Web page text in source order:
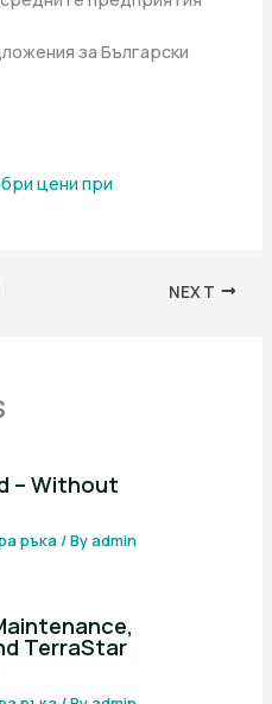
за Български
цени при
NEXT
– Without
ръка/ Byadmin
TerraStar